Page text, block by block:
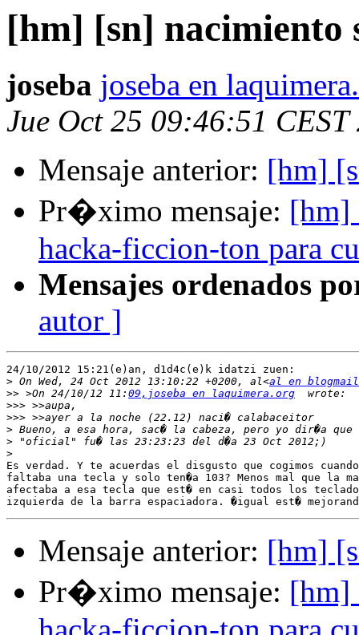
[hm] [sn] nacimiento
joseba joseba en
Jue Oct 25 09:46:51 CEST
Mensaje anterior: [hm]
Pr�ximo mensaje: [hm]
hacka-ficcion-ton para
Mensajes ordenados
autor ]
24/10/2012 15:21(e)an, d1d4c(e)k idatzi zuen:
> On Wed, 24 Oct 2012 13:10:22 +0200, al<al en
>> >On 24/10/12 11: 09,joseba en laquimera.org
>>>
>>>
>
>
>
Es verdad. Y te acuerdas el disgusto que cogimos
faltaba una tecla y solo ten�a 103? Menos mal que la
afectaba a esa tecla que est� en casi todos los
Mensaje anterior: [hm]
Pr�ximo mensaje: [hm]